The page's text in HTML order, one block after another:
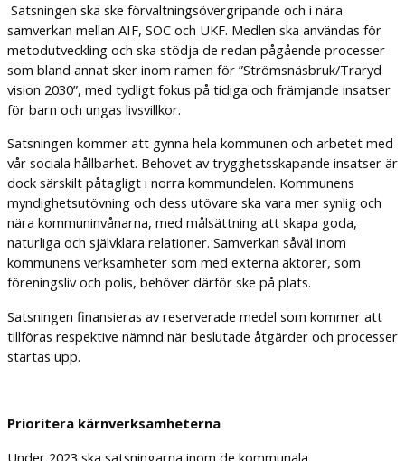
Satsningen ska ske förvaltningsövergripande och i nära
samverkan mellan AIF, SOC och UKF. Medlen ska användas för
metodutveckling och ska stödja de redan pågående processer
som bland annat sker inom ramen för ”Strömsnäsbruk/Traryd
vision 2030”, med tydligt fokus på tidiga och främjande insatser
för barn och ungas livsvillkor.
Satsningen kommer att gynna hela kommunen och arbetet med
vår sociala hållbarhet. Behovet av trygghetsskapande insatser är
dock särskilt påtagligt i norra kommundelen. Kommunens
myndighetsutövning och dess utövare ska vara mer synlig och
nära kommuninvånarna, med målsättning att skapa goda,
naturliga och självklara relationer. Samverkan såväl inom
kommunens verksamheter som med externa aktörer, som
föreningsliv och polis, behöver därför ske på plats.
Satsningen finansieras av reserverade medel som kommer att
tillföras respektive nämnd när beslutade åtgärder och processer
startas upp.
Prioritera kärnverksamheterna
Under 2023 ska satsningarna inom de kommunala